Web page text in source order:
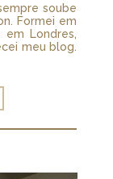
soube
Formei em
Londres,
meu blog.